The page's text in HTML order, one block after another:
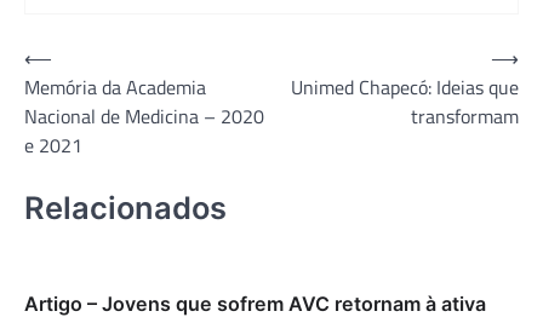
Navegação
de
Post
⟵
Memória da Academia
Nacional de Medicina – 2020
e 2021
Unimed Chapecó: Ideias que
transformam
⟶
Relacionados
Artigo – Jovens que sofrem AVC retornam à ativa